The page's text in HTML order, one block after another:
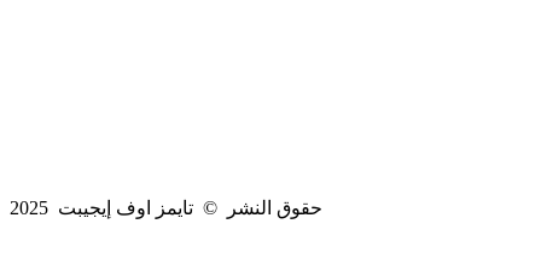
حقوق النشر © تايمز اوف إيجيبت 2025